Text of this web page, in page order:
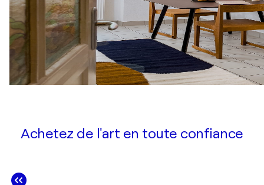
Achetez de l'art en toute confiance